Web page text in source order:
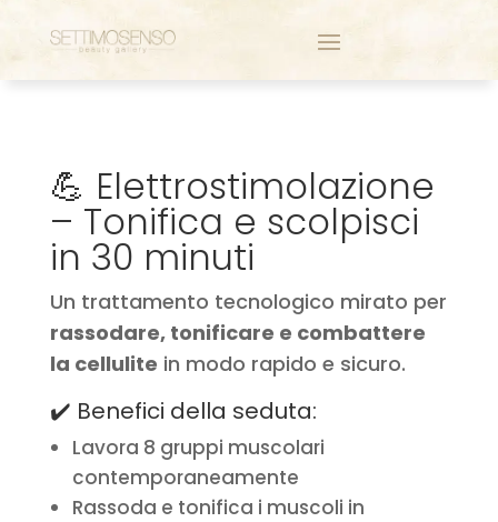
💪 Elettrostimolazione
– Tonifica e scolpisci
in 30 minuti
Un trattamento tecnologico mirato per
rassodare, tonificare e combattere
la cellulite in modo rapido e sicuro.
✔️ Benefici della seduta:
Lavora 8 gruppi muscolari
contemporaneamente
Rassoda e tonifica i muscoli in